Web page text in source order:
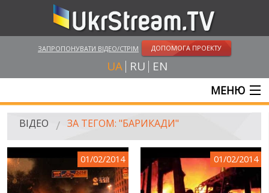
ЗАПРОПОНУВАТИ ВІДЕО/СТРІМ ДОПОМОГА ПРОЕКТУ
UA RU EN
МЕНЮ
ГОЛОВНА
ВІДЕО
UKRSTREAM.TV
ВІДЕО ЗА ТЕГОМ: "БАРИКАДИ"
01/02/2014 01/02/2014